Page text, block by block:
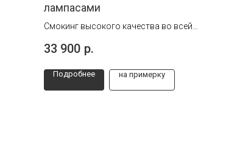
лампасами
Смокинг высокого качества во всей
33 900 р.
Подробнее на примерку